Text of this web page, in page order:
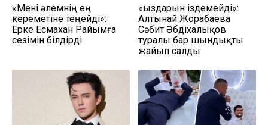
«Мені әлемнің ең
кереметіне теңейді»:
Ерке Есмахан Райымға
сезімін білдірді
«Қыздарын іздемейді»:
Алтынай Жорабаева
Сәбит Әбдіхалықов
туралы бар шындықты
жайып салды